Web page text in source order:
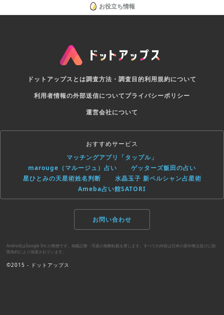
お役立ち情報
ドットアップスとは調査方法・調査目的利用規約について
利用者情報の外部送信についてプライバシーポリシー
運営会社について
おすすめサービス
マッチングアプリ「タップル」
marouge（マルージュ）占い
ゲッターズ飯田の占い
星ひとみの天星術姓名判断
水晶玉子 新ペルシャン占星術
Ameba占い館SATORI
お問い合わせ
AndroidはGoogle Inc.の商標です。掲載記事・写真の無断転載を禁じます。すべての内容は日本の著作権法並びに国
際条約により保護されています。
©2015 - ドットアップス